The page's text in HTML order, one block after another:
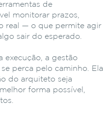
de
monitorar prazos,
real — o que permite agir
sair do esperado.
execução, a gestão
perca pelo caminho. Ela
do arquiteto seja
forma possível,